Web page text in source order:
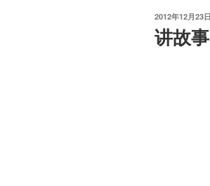
发
布
于
2012年12月23日
讲故